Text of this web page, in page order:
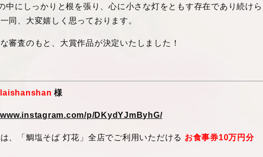
中にしっかりと根を張り、心に小さな灯をともす存在であり続けら
同、大変嬉しく思っております。
審査のもと、大賞作品が決定いたしました！
様
p/DKydYJmByhG/
、「鯛塩そば 灯花」全店でご利用いただける お食事券10万円分